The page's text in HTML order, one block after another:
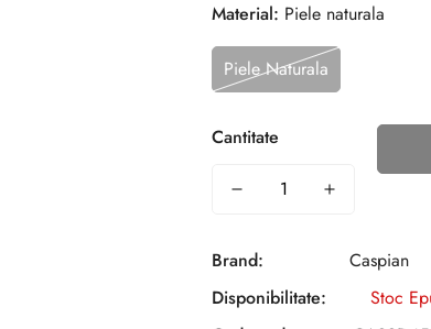
Material: Piele naturala
Piele Naturala
Cantitate
Brand:
Caspian
Disponibilitate:
Stoc